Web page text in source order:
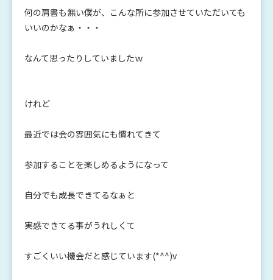
何の肩書も無い僕が、こんな所に参加させていただいても
いいのかなぁ・・・
なんて思ったりしていましたｗ
けれど
最近では会の雰囲気にも慣れてきて
参加することを楽しめるようになって
自分でも成長できてるなぁと
実感できてる事がうれしくて
すごくいい機会だと感じています(*^^)v